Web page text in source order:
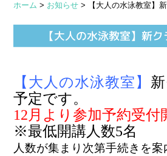
ホーム > お知らせ > 【大人の水泳教室】
【大人の水泳教室】新
【大人の水泳教室】
予定です。
12月より参加予約受付
※最低開講人数5名
人数が集まり次第手続きを案